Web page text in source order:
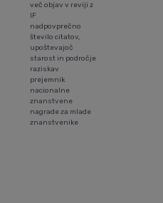
več objav v reviji z
IF
nadpovprečno
število citatov,
upoštevajoč
starost in področje
raziskav
prejemnik
nacionalne
znanstvene
nagrade za mlade
znanstvenike